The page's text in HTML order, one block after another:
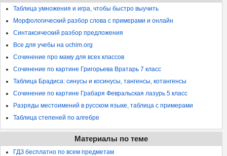
Таблица умножения и игра, чтобы быстро выучить
Морфологический разбор слова с примерами и онлайн
Синтаксический разбор предложения
Все для учебы на uchim.org
Сочинение про маму для всех классов
Сочинение по картине Григорьева Вратарь 7 класс
Таблица Брадиса: синусы и косинусы, тангенсы, котангенсы
Сочинение по картине Грабаря Февральская лазурь 5 класс
Разряды местоимений в русском языке, таблица с примерами
Таблица степеней по алгебре
Материалы по теме
ГДЗ бесплатно по всем предметам